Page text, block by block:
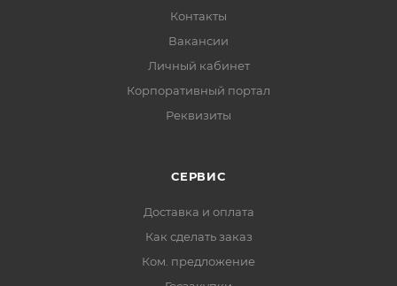
Контакты
Вакансии
Личный кабинет
Корпоративный портал
Реквизиты
СЕРВИС
Доставка и оплата
Как сделать заказ
Ком. предложение